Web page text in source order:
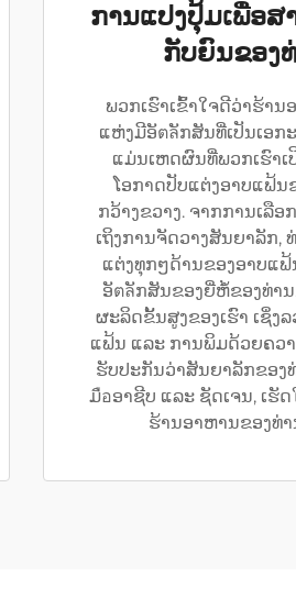
ການແປງປຸ້ມເພື່ອສ
ກັບຍົນຂອງ
ພວກເຮົາເຂົ້າໃຈດີວ່າຮ້ານ
ແຫ່ງມີອັตลັກສັນທີ່ເປັນເອກ
ແມ່ນເຫດຜົນທີ່ພວກເຮົາ
ໂອກາດປັບແຕ່ງອາບແຟ້ນ
ກວ້າງຂວາງ. ຈາກການເລືອ
ເຖິງການຈັດວາງສັນຍາລັກ,
ແຕ່ງທຸກໆດ້ານຂອງອາບແ
ອັตลັກສັນຂອງຍີ່ຫໍ້ຂອງທ່ານ
ຜະລິດຂັ້ນສູງຂອງເຮົາ ເຊິ່ງ
ແຟ້ນ ແລະ ການພິມດ້ວຍຄວ
ຮັບປະກັນວ່າສັນຍາລັກຂອງທ່
ມือອາຊີບ ແລະ ຊັດເຈນ, ເຮັ
ຮ້ານອາຫານຂອງທ່